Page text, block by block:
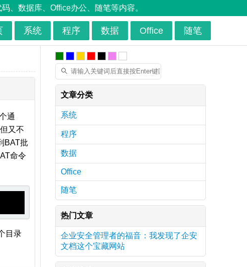
、数据库、Office办公、随笔等内容。
系统 程序 数据 Office 随笔
通
又不
BAT批
命令
目录
文章分类
系统
程序
数据
Office
随笔
热门文章
企业安全管理者的福音：我发现了企安
文档这个宝藏网站